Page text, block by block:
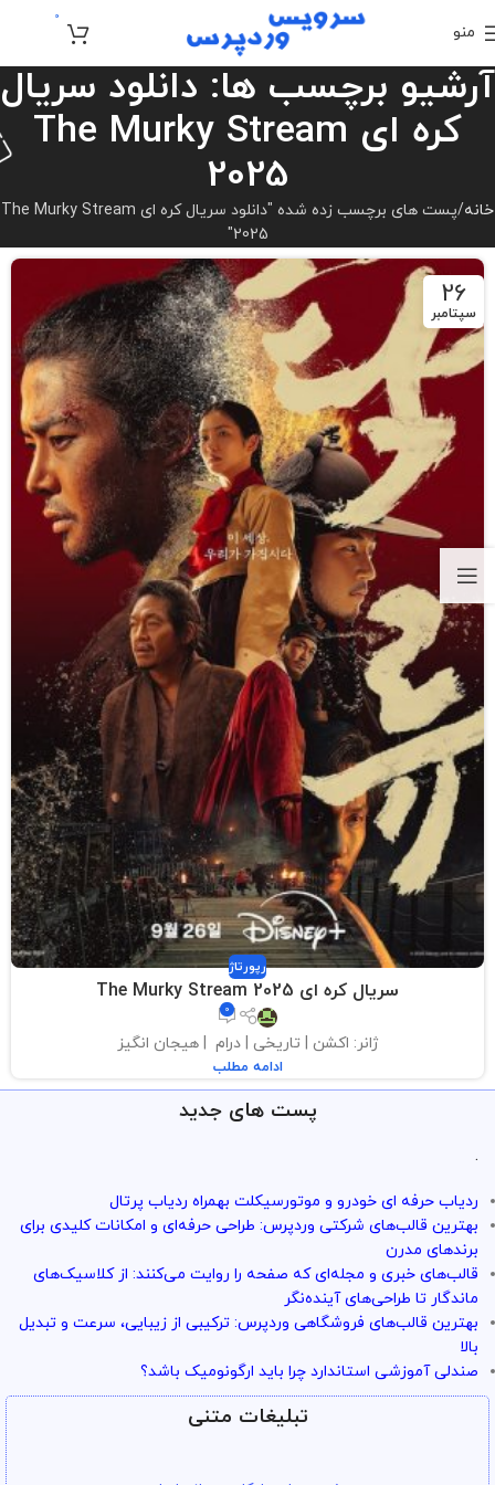
منو
0
آرشیو برچسب ها: دانلود سریال
کره ای The Murky Stream
2025
خانه
پست های برچسب زده شده "دانلود سریال کره ای The Murky Stream
2025"
26
سپتامبر
رپورتاژ
سریال کره ای The Murky Stream 2025
0
ژانر: اکشن | تاریخی | درام | هیجان انگیز
ادامه مطلب
پست های جدید
.
ردیاب حرفه ای خودرو و موتورسیکلت بهمراه ردیاب پرتال
بهترین قالب‌های شرکتی وردپرس: طراحی حرفه‌ای و امکانات کلیدی برای
برندهای مدرن
قالب‌های خبری و مجله‌ای که صفحه را روایت می‌کنند: از کلاسیک‌های
ماندگار تا طراحی‌های آینده‌نگر
بهترین قالب‌های فروشگاهی وردپرس: ترکیبی از زیبایی، سرعت و تبدیل
بالا
صندلی آموزشی استاندارد چرا باید ارگونومیک باشد؟
تبلیغات متنی